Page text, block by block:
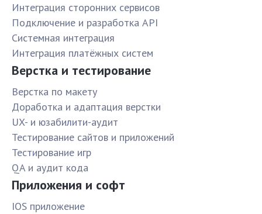
Интеграция сторонних сервисов
Подключение и разработка API
Системная интеграция
Интеграция платёжных систем
Верстка и тестирование
Верстка по макету
Доработка и адаптация верстки
UX- и юзабилити-аудит
Тестирование сайтов и приложений
Тестирование игр
QA и аудит кода
Приложения и софт
IOS приложение